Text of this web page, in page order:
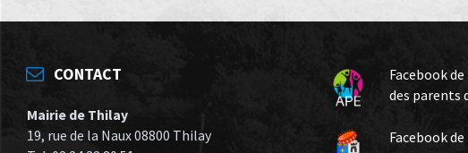
CONTACT
Mairie de Thilay
19, rue de la Naux 08800 Thilay
Facebook
des parents
Facebook